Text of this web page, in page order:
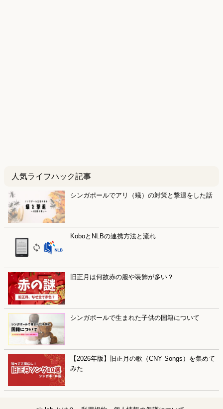
人気ライフハック記事
シンガポールでアリ（蟻）の対策と撃退をした話
KoboとNLBの連携方法と流れ
旧正月は何故赤の服や装飾が多い？
シンガポールで生まれた子供の国籍について
【2026年版】旧正月の歌（CNY Songs）を集めて
みた